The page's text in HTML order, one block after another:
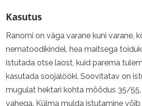
Kasutus
Ranomi on väga varane kuni varane,
nematoodikindel, hea maitsega
istutada otse laost, kuid parema
kasutada soojalööki. Soovitatav on
mugulat hektari kohta mõõdus 35/
vahega. Külma mulda istutamine